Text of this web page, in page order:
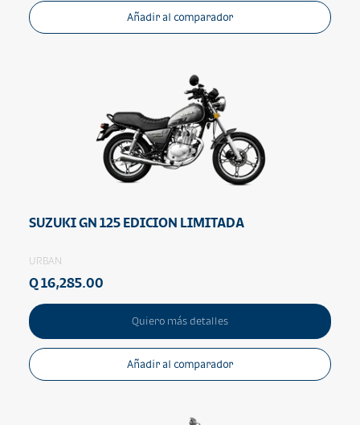
Añadir al comparador
SUZUKI GN 125 EDICION LIMITADA
URBAN
Q 16,285.00
Quiero más detalles
Añadir al comparador